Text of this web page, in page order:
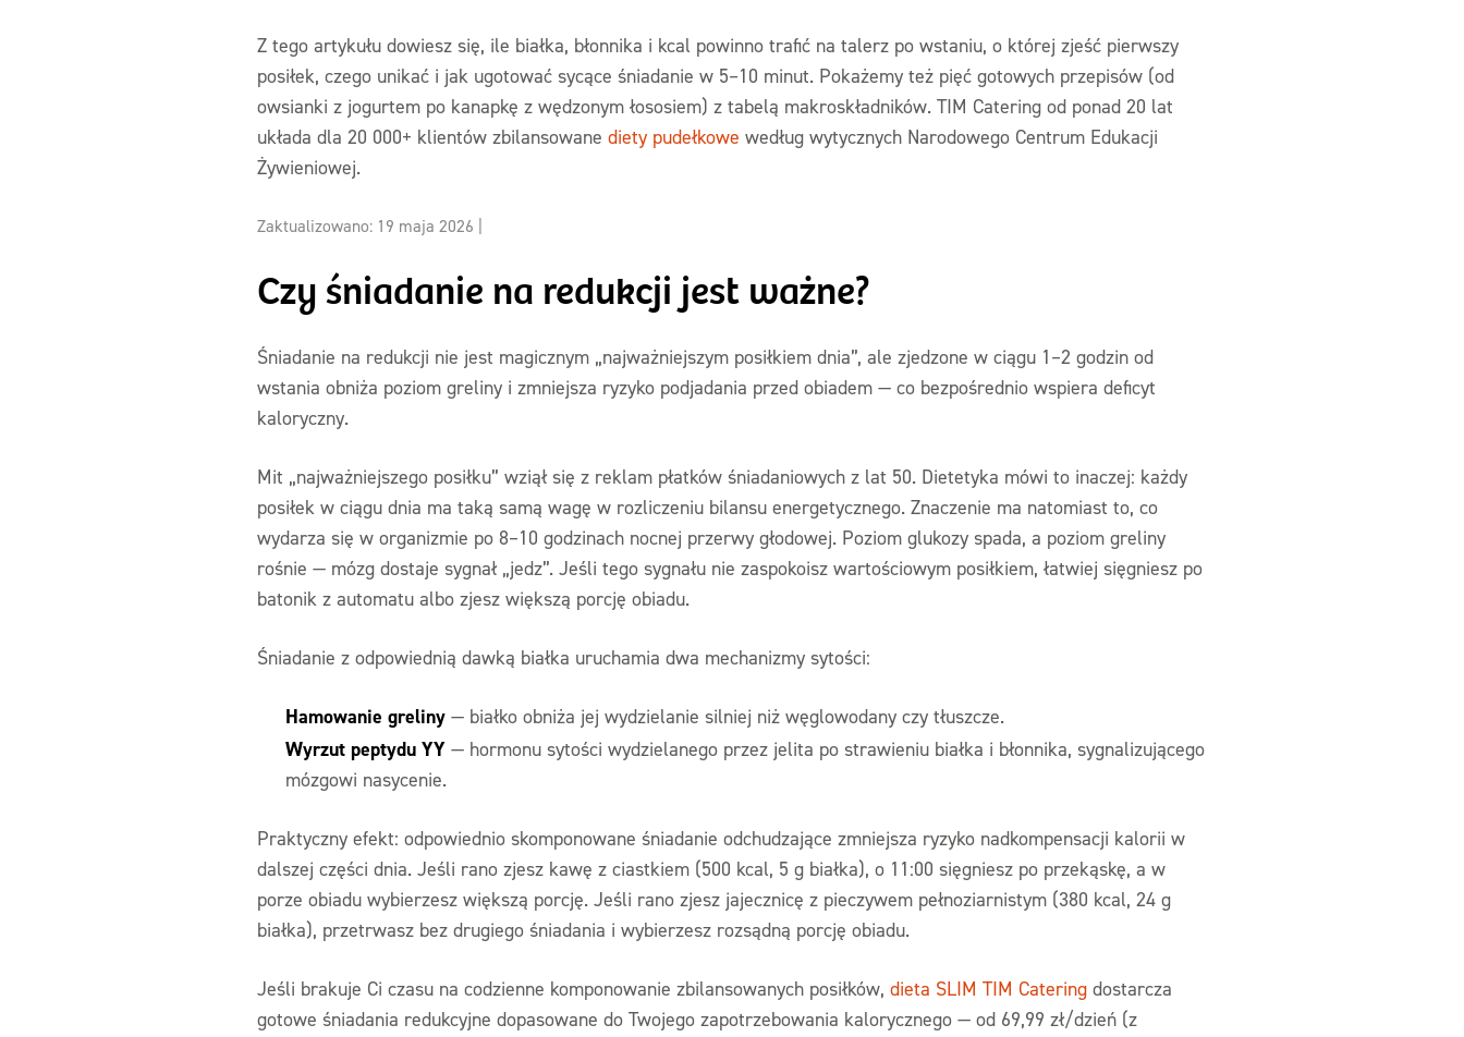
Z tego artykułu dowiesz się, ile białka, błonnika i kcal powinno trafić na talerz po wstaniu, o której zjeść pierwszy
posiłek, czego unikać i jak ugotować sycące śniadanie w 5–10 minut. Pokażemy też pięć gotowych przepisów (od
owsianki z jogurtem po kanapkę z wędzonym łososiem) z tabelą makroskładników. TIM Catering od ponad 20 lat
układa dla 20 000+ klientów zbilansowane diety pudełkowe według wytycznych Narodowego Centrum Edukacji
Żywieniowej.
Zaktualizowano: 19 maja 2026
Czy śniadanie na redukcji jest ważne?
Śniadanie na redukcji nie jest magicznym „najważniejszym posiłkiem dnia”, ale zjedzone w ciągu 1–2 godzin od
wstania obniża poziom greliny i zmniejsza ryzyko podjadania przed obiadem — co bezpośrednio wspiera deficyt
kaloryczny.
Mit „najważniejszego posiłku” wziął się z reklam płatków śniadaniowych z lat 50. Dietetyka mówi to inaczej: każdy
posiłek w ciągu dnia ma taką samą wagę w rozliczeniu bilansu energetycznego. Znaczenie ma natomiast to, co
wydarza się w organizmie po 8–10 godzinach nocnej przerwy głodowej. Poziom glukozy spada, a poziom greliny
rośnie — mózg dostaje sygnał „jedz”. Jeśli tego sygnału nie zaspokoisz wartościowym posiłkiem, łatwiej sięgniesz po
batonik z automatu albo zjesz większą porcję obiadu.
Śniadanie z odpowiednią dawką białka uruchamia dwa mechanizmy sytości:
Hamowanie greliny — białko obniża jej wydzielanie silniej niż węglowodany czy tłuszcze.
Wyrzut peptydu YY — hormonu sytości wydzielanego przez jelita po strawieniu białka i błonnika, sygnalizującego
mózgowi nasycenie.
Praktyczny efekt: odpowiednio skomponowane śniadanie odchudzające zmniejsza ryzyko nadkompensacji kalorii w
dalszej części dnia. Jeśli rano zjesz kawę z ciastkiem (500 kcal, 5 g białka), o 11:00 sięgniesz po przekąskę, a w
porze obiadu wybierzesz większą porcję. Jeśli rano zjesz jajecznicę z pieczywem pełnoziarnistym (380 kcal, 24 g
białka), przetrwasz bez drugiego śniadania i wybierzesz rozsądną porcję obiadu.
Jeśli brakuje Ci czasu na codzienne komponowanie zbilansowanych posiłków, dieta SLIM TIM Catering dostarcza
gotowe śniadania redukcyjne dopasowane do Twojego zapotrzebowania kalorycznego — od 69,99 zł/dzień (z